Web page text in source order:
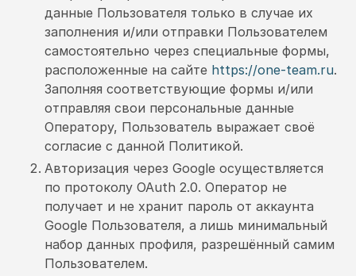
данные Пользователя только в случае их
заполнения и/или отправки Пользователем
самостоятельно через специальные формы,
расположенные на сайте https://one-team.ru.
Заполняя соответствующие формы и/или
отправляя свои персональные данные
Оператору, Пользователь выражает своё
согласие с данной Политикой.
Авторизация через Google осуществляется
по протоколу OAuth 2.0. Оператор не
получает и не хранит пароль от аккаунта
Google Пользователя, а лишь минимальный
набор данных профиля, разрешённый самим
Пользователем.